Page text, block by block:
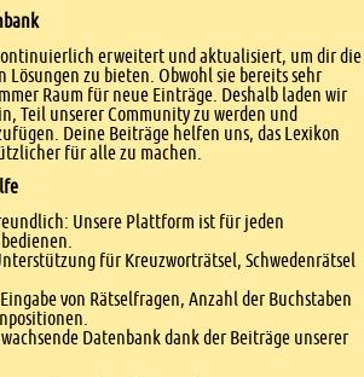
erweitert und aktualisiert, um dir die
Lösungen zu bieten. Obwohl sie bereits sehr
Raum für neue Einträge. Deshalb laden wir
Teil unserer Community zu werden und
Deine Beiträge helfen uns, das Lexikon
für alle zu machen.
Unsere Plattform ist für jeden
für Kreuzworträtsel, Schwedenrätsel
von Rätselfragen, Anzahl der Buchstaben
Datenbank dank der Beiträge unserer